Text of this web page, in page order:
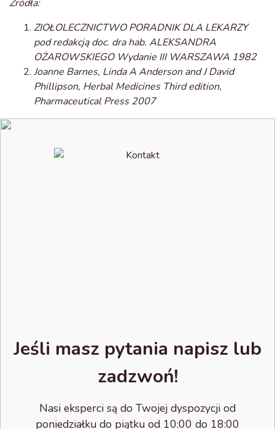
Źródła:
ZIOŁOLECZNICTWO PORADNIK DLA LEKARZY
pod redakcją doc. dra hab. ALEKSANDRA
OŻAROWSKIEGO Wydanie III WARSZAWA 1982
Joanne Barnes, Linda A Anderson and J David
Phillipson, Herbal Medicines Third edition,
Pharmaceutical Press 2007
Jeśli masz pytania napisz lub
zadzwoń!
Nasi eksperci są do Twojej dyspozycji od
poniedziałku do piątku od 10:00 do 18:00